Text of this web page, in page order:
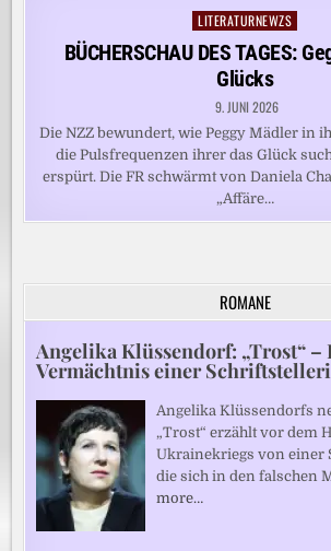
Posted
in
LITERATURNEWZS
BÜCHERSCHAU DES TAGES:
Glücks
9. JUNI 2026
Die NZZ bewundert, wie Peggy Mädler in
die Pulsfrequenzen ihrer das Glück
erspürt. Die FR schwärmt von Daniela
„Affäre…
ROMANE
Angelika Klüssendorf: „Trost“ –
Vermächtnis einer
Angelika Klüssendorfs
„Trost“ erzählt vor dem
Ukrainekriegs von einer
die sich in den falschen
more…